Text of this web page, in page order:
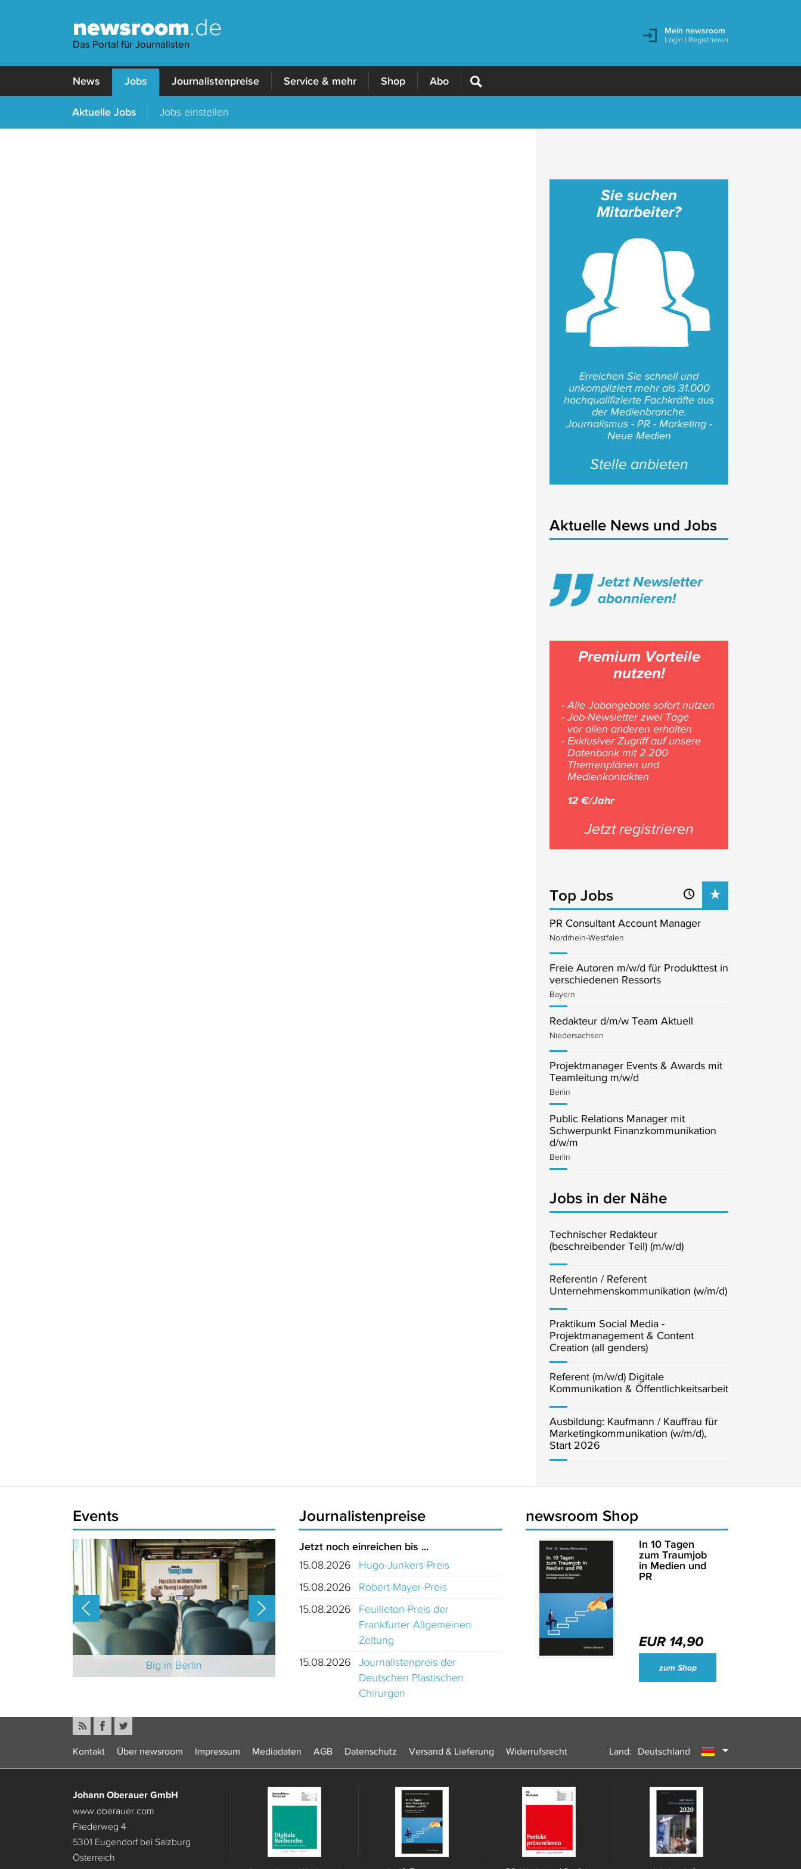
newsroom.de
Das Portal für Journalisten
Mein newsroom
Login | Registrieren
News Jobs Journalistenpreise Service & mehr Shop Abo
Aktuelle Jobs Jobs einstellen
Sie suchen
Mitarbeiter?
Erreichen Sie schnell und
unkompliziert mehr als 31.000
hochqualifizierte Fachkräfte aus
der Medienbranche.
Journalismus - PR - Marketing -
Neue Medien
Stelle anbieten
Aktuelle News und Jobs
Jetzt Newsletter
abonnieren!
Premium Vorteile
nutzen!
- Alle Jobangebote sofort nutzen
- Job-Newsletter zwei Tage
vor allen anderen erhalten
- Exklusiver Zugriff auf unsere
Datenbank mit 2.200
Themenplänen und
Medienkontakten
12 €/Jahr
Jetzt registrieren
Top Jobs
PR Consultant Account Manager
Nordrhein-Westfalen
Freie Autoren m/w/d für Produkttest in
verschiedenen Ressorts
Bayern
Redakteur d/m/w Team Aktuell
Niedersachsen
Projektmanager Events & Awards mit
Teamleitung m/w/d
Berlin
Public Relations Manager mit
Schwerpunkt Finanzkommunikation
d/w/m
Berlin
Jobs in der Nähe
Technischer Redakteur
(beschreibender Teil) (m/w/d)
Referentin / Referent
Unternehmenskommunikation (w/m/d)
Praktikum Social Media -
Projektmanagement & Content
Creation (all genders)
Referent (m/w/d) Digitale
Kommunikation & Öffentlichkeitsarbeit
Ausbildung: Kaufmann / Kauffrau für
Marketingkommunikation (w/m/d),
Start 2026
Events
Big in Berlin Wirtschaftsjournalisten und Unternehmenssprecher des Jahres 2024
Journalistenpreise
Jetzt noch einreichen bis ...
15.08.2026
Hugo-Junkers-Preis
15.08.2026
Robert-Mayer-Preis
15.08.2026
Feuilleton-Preis der
Frankfurter Allgemeinen
Zeitung
15.08.2026
Journalistenpreis der
Deutschen Plastischen
Chirurgen
newsroom Shop
In 10 Tagen
zum Traumjob
in Medien und
PR
EUR 14,90
zum Shop
Kontakt Über newsroom Impressum Mediadaten AGB Datenschutz Versand & Lieferung Widerrufsrecht Land:
Deutschland
Johann Oberauer GmbH
www.oberauer.com
Fliederweg 4
5301 Eugendorf bei Salzburg
Österreich